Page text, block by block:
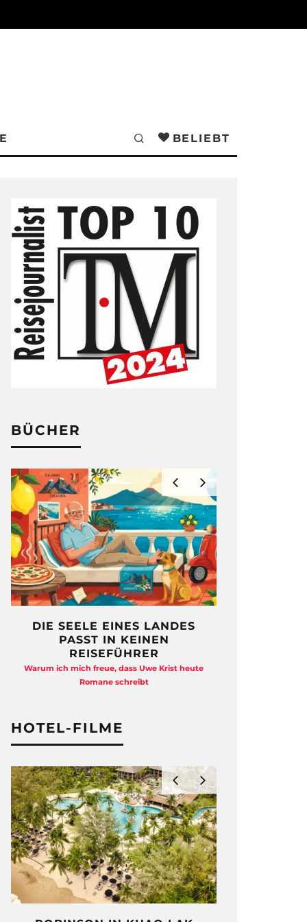
BELIEBT
BÜCHER
DIE SEELE EINES LANDES
PASST IN KEINEN
REISEFÜHRER
Warum ich mich freue, dass Uwe Krist heute
Romane schreibt
HOTEL-FILME